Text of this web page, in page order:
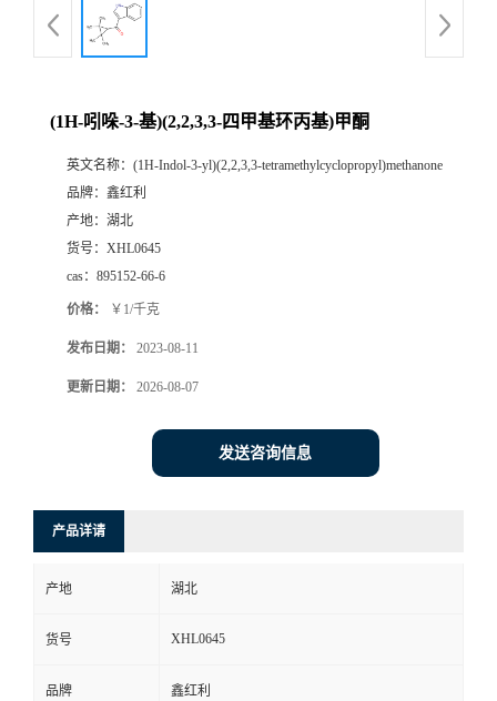
(1H-吲哚-3-基)(2,2,3,3-四甲基环丙基)甲酮
英文名称： (1H-Indol-3-yl)(2,2,3,3-tetramethylcyclopropyl)methanone
品牌： 鑫红利
产地： 湖北
货号： XHL0645
cas： 895152-66-6
价格： ￥1/千克
发布日期： 2023-08-11
更新日期： 2026-08-07
发送咨询信息
产品详请
产地 湖北
货号 XHL0645
品牌 鑫红利